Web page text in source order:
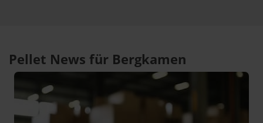
Pellet News für Bergkamen